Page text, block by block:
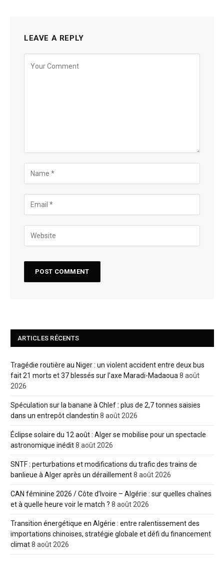
LEAVE A REPLY
ARTICLES RÉCENTS
Tragédie routière au Niger : un violent accident entre deux bus
fait 21 morts et 37 blessés sur l’axe Maradi-Madaoua8 août
2026
Spéculation sur la banane à Chlef : plus de 2,7 tonnes saisies
dans un entrepôt clandestin 8 août 2026
Éclipse solaire du 12 août : Alger se mobilise pour un spectacle
astronomique inédit8 août 2026
SNTF : perturbations et modifications du trafic des trains de
banlieue à Alger après un déraillement8 août 2026
CAN féminine 2026 / Côte d’Ivoire – Algérie : sur quelles chaînes
et à quelle heure voir le match ? 8 août 2026
Transition énergétique en Algérie : entre ralentissement des
importations chinoises, stratégie globale et défi du financement
climat8 août 2026